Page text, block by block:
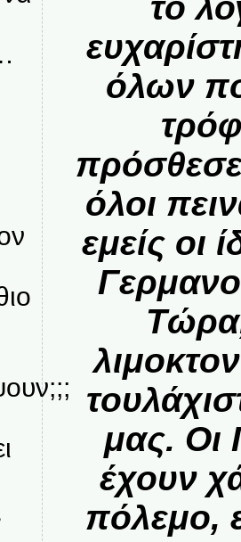
όλων
όλοι
εμείς οι
μας. Οι
έχουν
πόλεμο,